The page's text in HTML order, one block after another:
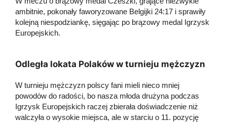
ambitnie, pokonały faworyzowane Belgijki 24:17 i sprawiły
kolejną niespodziankę, sięgając po brązowy medal Igrzysk
Europejskich.
Odległa lokata Polaków w turnieju mężczyzn
W turnieju mężczyzn polscy fani mieli nieco mniej
powodów do radości, bo nasza młoda drużyna podczas
Igrzysk Europejskich raczej zbierała doświadczenie niż
walczyła o wysokie miejsca, ale w starciu o 11. pozycję